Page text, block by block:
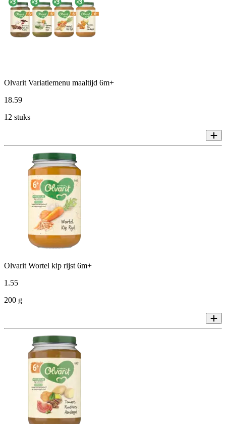
Olvarit Variatiemenu maaltijd 6m+
18.59
12 stuks
Olvarit Wortel kip rijst 6m+
1.55
200 g